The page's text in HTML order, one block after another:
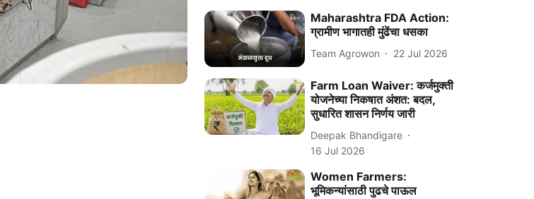
Maharashtra FDA Action:
ग्रामीण भागातही मुंढेंचा धसका
Team Agrowon 22 Jul 2026
Farm Loan Waiver: कर्जमुक्ती
योजनेच्या निकषात अंशत: बदल,
सुधारित शासन निर्णय जारी
Deepak Bhandigare
16 Jul 2026
Women Farmers:
भूमिकन्यांसाठी पुढचे पाऊल